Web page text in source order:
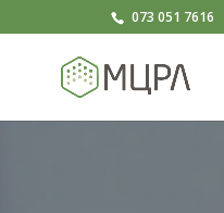
073 051 7616